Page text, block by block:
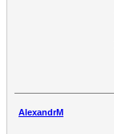
AlexandrM